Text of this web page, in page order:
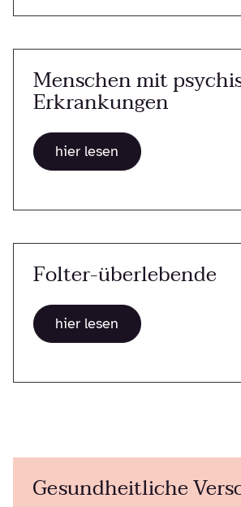
Menschen mit
Erkrankungen
hier lesen
Folter-überlebende
hier lesen
Gesundheitliche